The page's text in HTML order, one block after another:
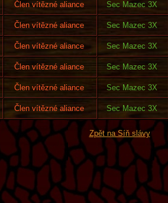
Člen vítězné aliance Sec Mazec 3X
Člen vítězné aliance Sec Mazec 3X
Člen vítězné aliance Sec Mazec 3X
Člen vítězné aliance Sec Mazec 3X
Člen vítězné aliance Sec Mazec 3X
Člen vítězné aliance Sec Mazec 3X
Zpět na Síň slávy